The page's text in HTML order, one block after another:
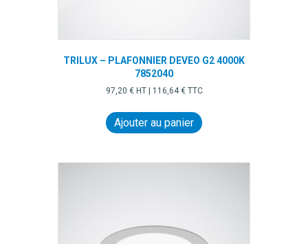
TRILUX – PLAFONNIER DEVEO G2 4000K
7852040
97,20 €HT | 116,64€TTC
Ajouter au panier